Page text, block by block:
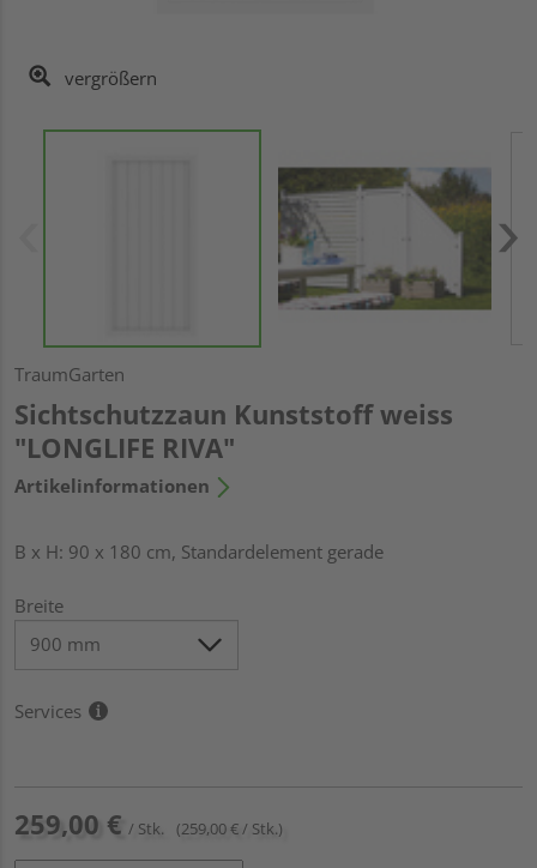
vergrößern
TraumGarten
Sichtschutzzaun Kunststoff weiss
"LONGLIFE RIVA"
Artikelinformationen
B x H: 90 x 180 cm, Standardelement gerade
Breite
Services
259,00 € / Stk. (259,00 € / Stk.)